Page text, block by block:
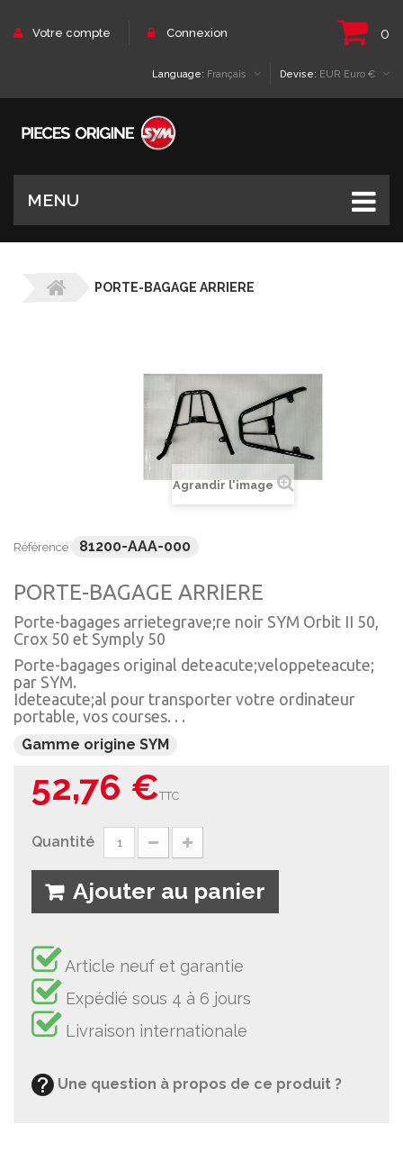
Votre compte Connexion 0
Devise: EUR Euro €
Language: Français
MENU
PORTE-BAGAGE ARRIERE
Agrandir l'image
Référence 81200-AAA-000
PORTE-BAGAGE ARRIERE
Porte-bagages arrietegrave;re noir SYM Orbit II 50,
Crox 50 et Symply 50
Porte-bagages original deteacute;veloppeteacute;
par SYM.
Ideteacute;al pour transporter votre ordinateur
portable, vos courses. . .
Gamme origine SYM
52,76 €TTC
Quantité
Ajouter au panier
Article neuf et garantie
Expédié sous 4 à 6 jours
Livraison internationale
Une question à propos de ce produit ?